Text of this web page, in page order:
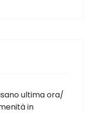
ultima ora/
in